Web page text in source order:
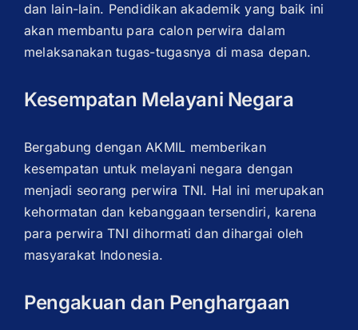
dan lain-lain. Pendidikan akademik yang baik ini
akan membantu para calon perwira dalam
melaksanakan tugas-tugasnya di masa depan.
Kesempatan Melayani Negara
Bergabung dengan AKMIL memberikan
kesempatan untuk melayani negara dengan
menjadi seorang perwira TNI. Hal ini merupakan
kehormatan dan kebanggaan tersendiri, karena
para perwira TNI dihormati dan dihargai oleh
masyarakat Indonesia.
Pengakuan dan Penghargaan